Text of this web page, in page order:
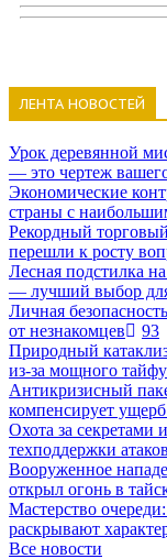
ЛЕНТА НОВОСТЕЙ
Урок деревянной
— это чертеж
Экономические
страны с
Рекордный
перешли к росту
Лесная подстилка
— лучший выбор
Личная
от незнакомцев
93
Природный
из-за мощного
Антикризисный
компенсирует
Охота за секретами
техподдержки
Вооруженное
открыл огонь в
Мастерство
раскрывают
Все новости